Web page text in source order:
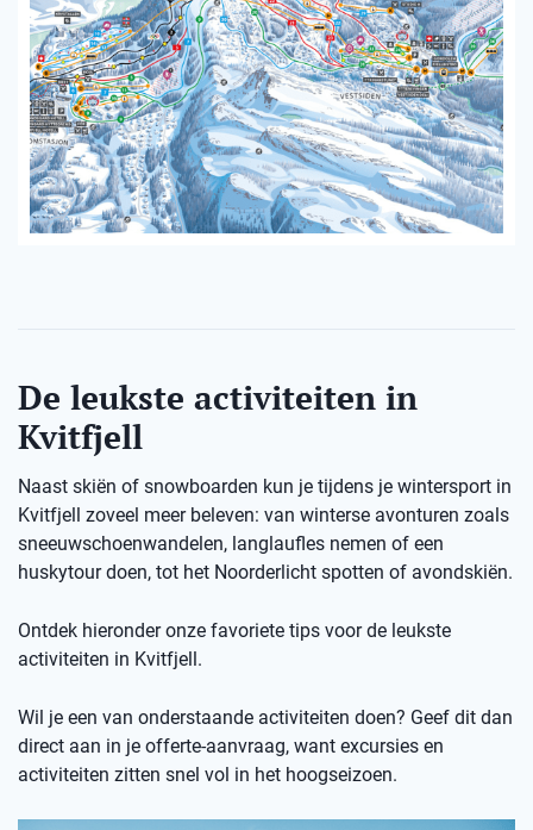
De leukste activiteiten in
Kvitfjell
Naast skiën of snowboarden kun je tijdens je wintersport in
Kvitfjell zoveel meer beleven: van winterse avonturen zoals
sneeuwschoenwandelen, langlaufles nemen of een
huskytour doen, tot het Noorderlicht spotten of avondskiën.
Ontdek hieronder onze favoriete tips voor de leukste
activiteiten in Kvitfjell.
Wil je een van onderstaande activiteiten doen? Geef dit dan
direct aan in je offerte-aanvraag, want excursies en
activiteiten zitten snel vol in het hoogseizoen.